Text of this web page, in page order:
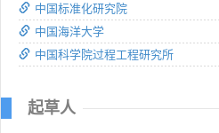
中国标准化研究院
中国海洋大学
中国科学院过程工程研究所
起草人